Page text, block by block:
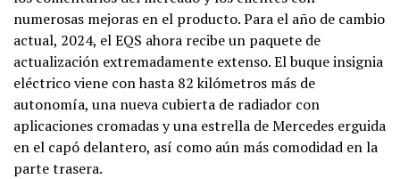
numerosas mejoras en el producto. Para el año de cambio
actual, 2024, el EQS ahora recibe un paquete de
actualización extremadamente extenso. El buque insignia
eléctrico viene con hasta 82 kilómetros más de
autonomía, una nueva cubierta de radiador con
aplicaciones cromadas y una estrella de Mercedes erguida
en el capó delantero, así como aún más comodidad en la
parte trasera.